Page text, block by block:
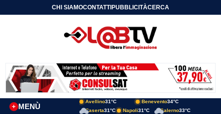
CHI SIAMOCONTATTIPUBBLICITÀCERCA
MENÙ
+
Avellino31°C Benevento34°C
Caserta31°C Napoli31°C Salerno33°C